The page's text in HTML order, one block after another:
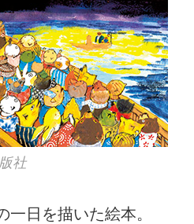
社
日を描いた絵本。